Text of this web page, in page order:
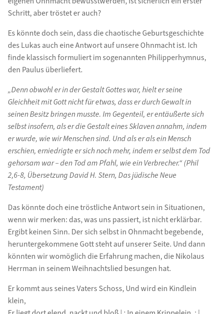
Schritt, aber tröstet er auch?
Es könnte doch sein, dass die chaotische Geburtsgeschichte
des Lukas auch eine Antwort auf unsere Ohnmacht ist. Ich
finde klassisch formuliert im sogenannten Philipperhymnus,
den Paulus überliefert.
„Denn obwohl er in der Gestalt Gottes war, hielt er seine
Gleichheit mit Gott nicht für etwas, dass er durch Gewalt in
seinen Besitz bringen musste. Im Gegenteil, er entäußerte sich
selbst insofern, als er die Gestalt eines Sklaven annahm, indem
er wurde, wie wir Menschen sind. Und als er als ein Mensch
erschien, erniedrigte er sich noch mehr, indem er selbst dem Tod
gehorsam war – den Tod am Pfahl, wie ein Verbrecher.“(Phil
2,6-8, Übersetzung David H. Stern, Das jüdische Neue
Testament)
Das könnte doch eine tröstliche Antwort sein in Situationen,
wenn wir merken: das, was uns passiert, ist nicht erklärbar.
Ergibt keinen Sinn. Der sich selbst in Ohnmacht begebende,
heruntergekommene Gott steht auf unserer Seite. Und dann
könnten wir womöglich die Erfahrung machen, die Nikolaus
Herrman in seinem Weihnachtslied besungen hat.
Er kommt aus seines Vaters Schoss, Und wird ein Kindlein
klein,